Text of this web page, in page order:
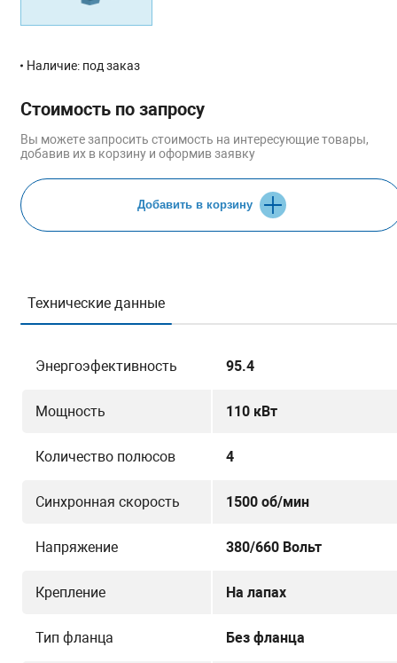
Наличие: под заказ
Стоимость по запросу
Вы можете запросить стоимость на интересующие товары,
добавив их в корзину и оформив заявку
Добавить в корзину
Технические данные
Энергоэфективность 95.4
Мощность 110 кВт
Количество полюсов 4
Синхронная скорость 1500 об/мин
Напряжение 380/660 Вольт
Крепление На лапах
Тип фланца Без фланца